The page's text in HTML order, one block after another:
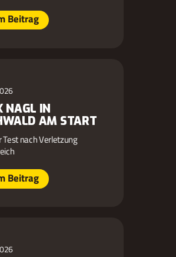
Beitrag
NAGL IN
AM START
Test nach Verletzung
Beitrag